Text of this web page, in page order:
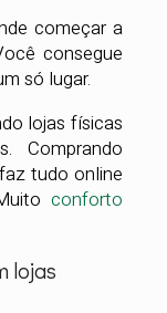
começar a
consegue
só lugar.
lojas físicas
Comprando
tudo online
conforto
lojas